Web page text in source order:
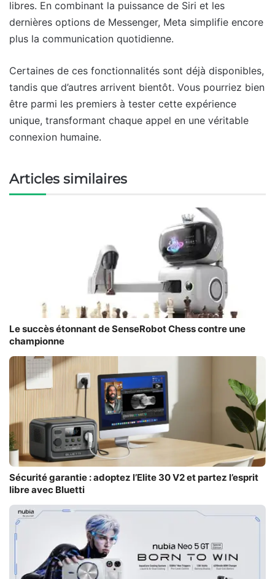
libres. En combinant la puissance de Siri et les
dernières options de Messenger, Meta simplifie encore
plus la communication quotidienne.
Certaines de ces fonctionnalités sont déjà disponibles,
tandis que d’autres arrivent bientôt. Vous pourriez bien
être parmi les premiers à tester cette expérience
unique, transformant chaque appel en une véritable
connexion humaine.
Articles similaires
Le succès étonnant de SenseRobot Chess contre une
championne
Sécurité garantie : adoptez l’Elite 30 V2 et partez l’esprit
libre avec Bluetti